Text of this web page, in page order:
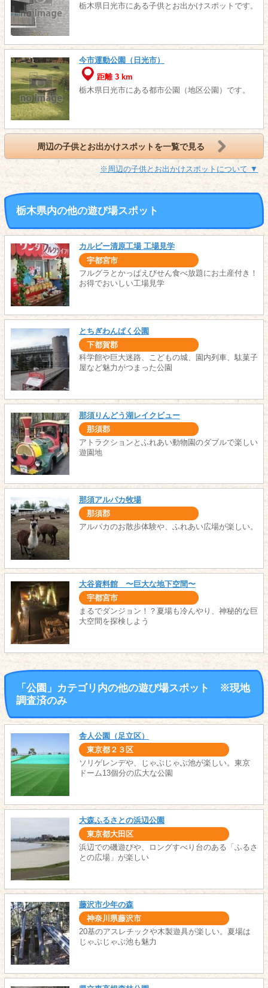
栃木県日光市にある子供とお出かけスポットです。
今市運動公園（日光市）
距離 3 km
栃木県日光市にある都市公園（地区公園）です。
周辺の子供とお出かけスポットを一覧で見る
※周辺の子供とお出かけスポットについて ▼
栃木県内の他の遊び場スポット
カルビー清原工場 工場見学
宇都宮市
フルグラとかっぱえびせん食べ放題にお土産付き！
お得でおいしい工場見学
とちぎわんぱく公園
下都賀郡
科学館や巨大迷路、こどもの城、園内列車、駄菓子
屋など魅力がつまった公園
那須りんどう湖レイクビュー
那須郡
アトラクションとふれあい動物園のダブルで楽しい
遊園地
那須アルパカ牧場
那須郡
アルパカのお散歩体験や、ふれあい広場が楽しい。
大谷資料館 〜巨大な地下空間〜
宇都宮市
まるでダンジョン！？夏場も冷んやり、神秘的な巨
大空間を探検しよう
「公園」カテゴリ内の他の遊び場スポット ※現地
調査済のみ
舎人公園（足立区）
東京都２３区
ソリゲレンデや、じゃぶじゃぶ池が楽しい。東京
ドーム13個分の広大な公園
大森ふるさとの浜辺公園
東京都大田区
浜辺での磯遊びや、ロングすべり台のある「ふるさ
との広場」が楽しい
藤沢市少年の森
神奈川県藤沢市
20基のアスレチックや木製遊具が楽しい。夏場は
じゃぶじゃぶ池も魅力